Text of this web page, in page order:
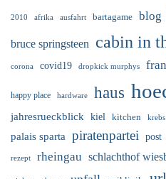
2010 afrika ausfahrt bartagame blog
bruce springsteen cabin in
corona covid19 dropkick murphys
happy place hardware haus
jahresrueckblick kiel kitchen krebs
palais sparta piratenpartei post
rezept rheingau schlachthof